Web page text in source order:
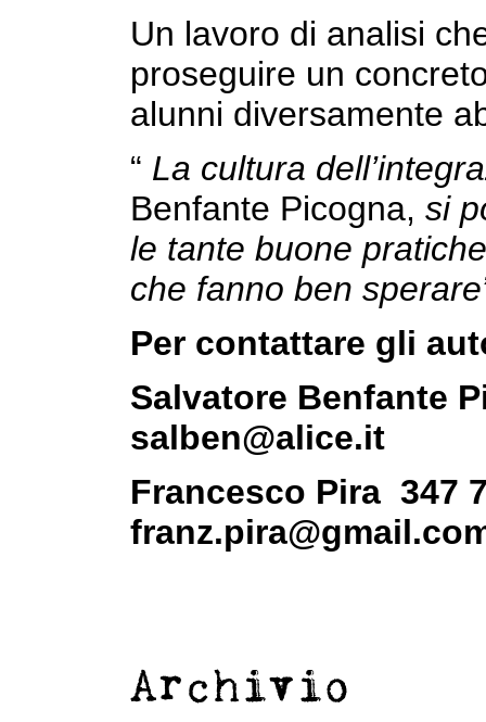
Un lavoro di analisi
proseguire un
alunni diversamente
“ La cultura
Benfante Picogna, si
le tante buone
che fanno ben
Per contattare gli
Salvatore Benfante
salben@alice.it
Francesco Pira 347
Archivio